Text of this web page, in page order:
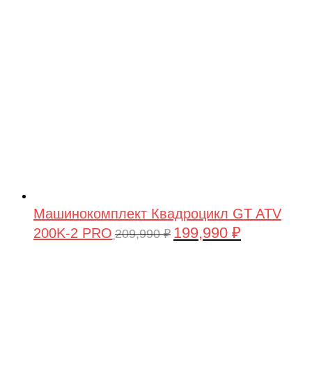
Машинокомплект Квадроцикл GT ATV
200K-2 PRO 209,990₽ Первоначальная
199,990 ₽